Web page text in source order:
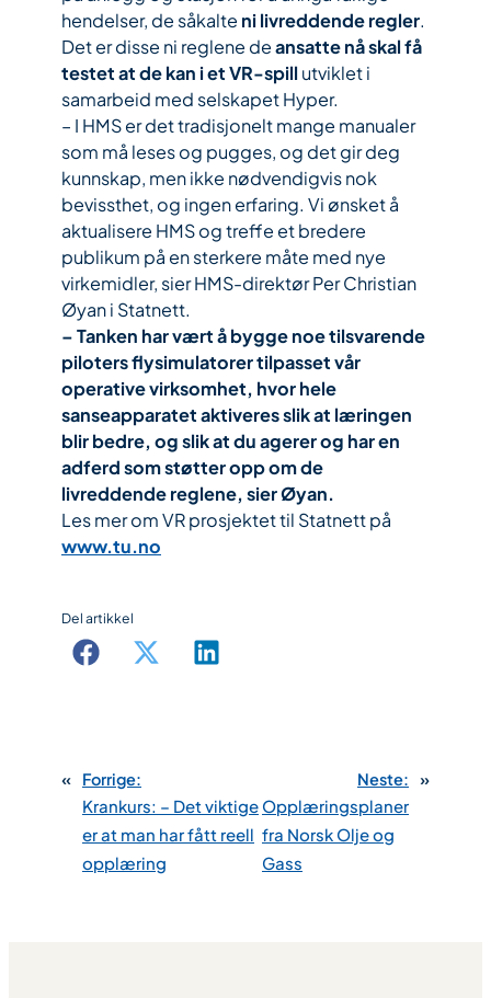
hendelser, de såkalte ni livreddende regler.
Det er disse ni reglene deansatte nå skal få
testet at de kan i et VR-spillutviklet i
samarbeid med selskapet Hyper.
– I HMS er det tradisjonelt mange manualer
som må leses og pugges, og det gir deg
kunnskap, men ikke nødvendigvis nok
bevissthet, og ingen erfaring. Vi ønsket å
aktualisere HMS og treffe et bredere
publikum på en sterkere måte med nye
virkemidler, sier HMS-direktør Per Christian
Øyan i Statnett.
– Tanken har vært å bygge noe tilsvarende
piloters flysimulatorer tilpasset vår
operative virksomhet, hvor hele
sanseapparatet aktiveres slik at læringen
blir bedre, og slik at du agerer og har en
adferd som støtter opp om de
livreddende reglene, sier Øyan.
Les mer om VR prosjektet til Statnett på
www.tu.no
Del artikkel
« Forrige:
Krankurs: – Det viktige
er at man har fått reell
opplæring
Neste:
Opplæringsplaner
fra Norsk Olje og
Gass
»